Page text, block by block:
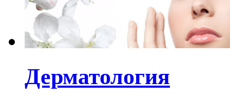
Дерматология